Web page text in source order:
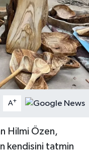
A+
Hilmi Özen,
kendisini tatmin